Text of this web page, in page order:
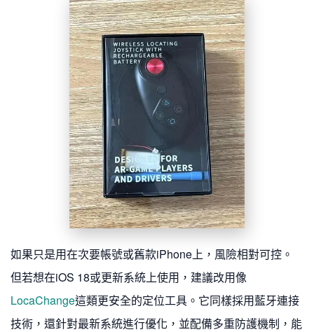
如果只是用在次要帳號或舊款iPhone上，風險相對可控。
但若想在iOS 18或更新系統上使用，建議改用像
LocaChange這類更安全的定位工具。它同樣採用藍牙連接
技術，還針對最新系統進行優化，並配備多重防護機制，能